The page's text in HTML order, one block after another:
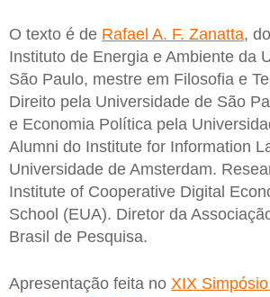
O texto é de Rafael A. F. Zanatta,
Instituto de Energia e Ambiente da
São Paulo, mestre em Filosofia e
Direito pela Universidade de São
e Economia Política pela
Alumni do Institute for Information
Universidade de Amsterdam.
Institute of Cooperative Digital
School (EUA). Diretor da
Brasil de Pesquisa.
Apresentação feita no XIX